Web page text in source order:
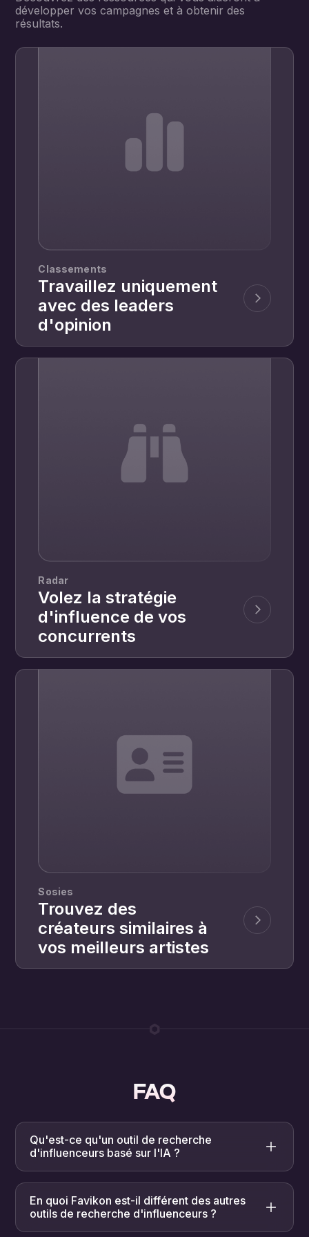
développer vos campagnes et à obtenir des
résultats.
Classements
Travaillez uniquement
avec des leaders
d'opinion
Radar
Volez la stratégie
d'influence de vos
concurrents
Sosies
Trouvez des
créateurs similaires à
vos meilleurs artistes
FAQ
Qu'est-ce qu'un outil de recherche
d'influenceurs basé sur l'IA ?
décrivant ce dont vous avez besoin dans un
langage clair au lieu de combiner
manuellement des filtres. Favikon recherche
En quoi Favikon est-il différent des autres
outils de recherche d'influenceurs ?